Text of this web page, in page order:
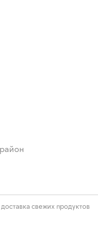
свежих продуктов